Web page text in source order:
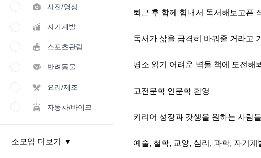
사진/영상
자기계발
스포츠관람
반려동물
요리/제조
자동차/바이크
소모임 더보기 ▼
퇴근 후 함께 힘내서 독서해보고픈
독서가 삶을 급격히 바꿔줄 거라고
평소 읽기 어려운 벽돌 책에 도전해
고전문학 인문학 환영
커리어 성장과 갓생을 원하는 사람
예술, 철학, 교양, 심리, 과학, 자기